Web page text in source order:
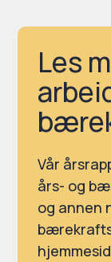
Les
Vår
års- og
og annen